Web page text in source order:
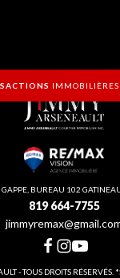
BUREAU 102
819 664-7755
- TOUS DROITS RÉSERVÉS.